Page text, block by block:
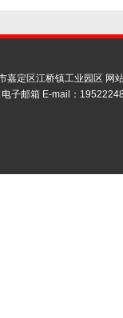
嘉定区江桥镇工业园区 网
子邮箱 E-mail：